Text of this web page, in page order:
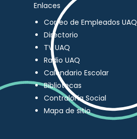
Enlaces
Correo de Empleados UAQ
Directorio
TV UAQ
Radio UAQ
Calendario Escolar
Bibliotecas
Contraloría Social
Mapa de sitio